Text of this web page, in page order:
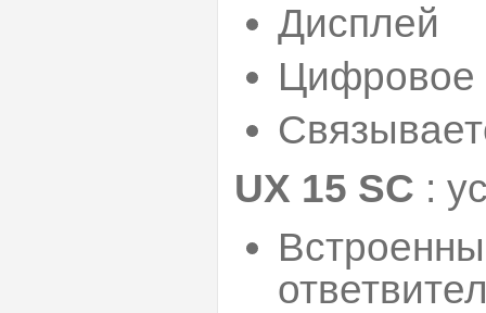
Дисплей
Цифровое
UХ 15 SC :